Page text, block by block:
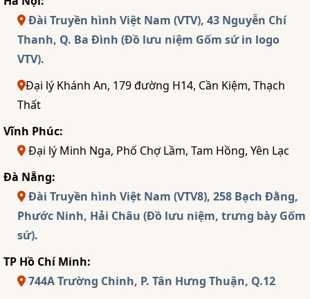
Đài Truyền hình Việt Nam (VTV), 43 Nguyễn Chí
Thanh, Q. Ba Đình (Đồ lưu niệm Gốm sứ in logo
VTV).
Đại lý Khánh An, 179 đường H14, Cần Kiệm, Thạch
Thất
Vĩnh Phúc:
Đại lý Minh Nga, Phố Chợ Lầm, Tam Hồng, Yên Lạc
Đà Nẵng:
Đài Truyền hình Việt Nam (VTV8), 258 Bạch Đằng,
Phước Ninh, Hải Châu (Đồ lưu niệm, trưng bày Gốm
sứ).
TP Hồ Chí Minh:
744A Trường Chinh, P. Tân Hưng Thuận, Q.12